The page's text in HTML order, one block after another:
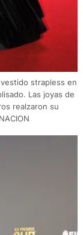
strapless en
Las joyas de
realzaron su